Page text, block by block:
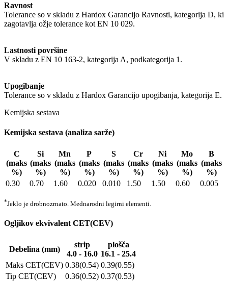
Ravnost
Tolerance so v skladu z Hardox Garancijo Ravnosti, kategorija D, ki
zagotavlja ožje tolerance kot EN 10 029.
Lastnosti površine
V skladu z EN 10 163-2, kategorija A, podkategorija 1.
Upogibanje
Tolerance so v skladu z Hardox Garancijo upogibanja, kategorija E.
Kemijska sestava
Kemijska sestava (analiza sarže)
C
(maks
%)
Si
(maks
%)
Mn
(maks
%)
P
(maks
%)
S
(maks
%)
Cr
(maks
%)
Ni
(maks
%)
Mo
(maks
%)
B
(maks
%)
0.30
0.70 1.60 0.020 0.010 1.50 1.50 0.60 0.005
*Jeklo je drobnozrnato. Mednarodni legirni elementi.
Ogljikov ekvivalent CET(CEV)
Debelina (mm)
strip
4.0 - 16.0
plošča
16.1 - 25.4
Maks CET(CEV) 0.38(0.54) 0.39(0.55)
Tip CET(CEV)
0.36(0.52) 0.37(0.53)